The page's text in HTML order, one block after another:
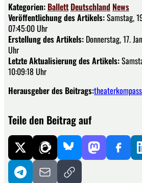
Kategorien: Ballett Deutschland News
Veröffentlichung des Artikels:Samstag,
07:45:00 Uhr
Erstellung des Artikels: Donnerstag, 17.
Uhr
Letzte Aktualisierung des Artikels:
10:09:18 Uhr
Herausgeber des Beitrags:
Teile den Beitrag auf